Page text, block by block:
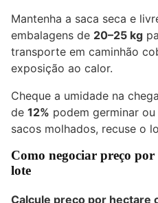
Mantenha a saca seca e
embalagens de 20–25 kg
transporte em caminhão
exposição ao calor.
Cheque a umidade na
de 12% podem germinar
sacos molhados, recuse o
Como negociar preço
lote
Calcule preço por hectare